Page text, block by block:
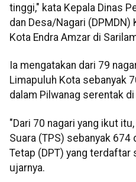
tinggi," kata Kepala Dinas
dan Desa/Nagari (DPMDN)
Kota Endra Amzar di
Ia mengatakan dari 79
Limapuluh Kota sebanyak
dalam Pilwanag serentak
"Dari 70 nagari yang ikut
Suara (TPS) sebanyak 674
Tetap (DPT) yang terdaftar
ujarnya.